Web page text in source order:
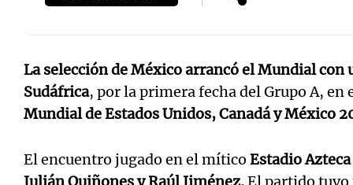
La selección de México arrancó el Mundial con
Sudáfrica, por la primera fecha del Grupo A, en
Mundial de Estados Unidos, Canadá y México
El encuentro jugado en el mítico Estadio
Julián Quiñones y Raúl Jiménez.El partido tuvo